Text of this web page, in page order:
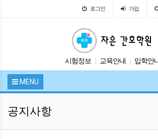
로그인 가입
시험정보 교육안내 입학안
자유게시판
공지사항
MENU
공지사항